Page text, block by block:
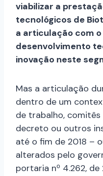
viabilizar a
tecnológicos de
a articulação com
desenvolvimento
inovação neste
Mas a articulação
dentro de um
de trabalho,
decreto ou outros
até o fim de 2018 –
alterados pelo
portaria nº 4.262,